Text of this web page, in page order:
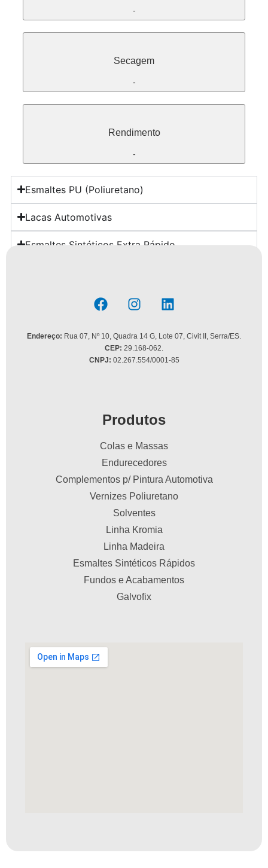
-
Secagem
-
Rendimento
-
Esmaltes PU (Poliuretano)
Lacas Automotivas
Esmaltes Sintéticos Extra Rápido
Endereço: Rua 07, Nº 10, Quadra 14 G, Lote 07, Civit II, Serra/ES.
CEP: 29.168-062.
CNPJ: 02.267.554/0001-85
Produtos
Colas e Massas
Endurecedores
Complementos p/ Pintura Automotiva
Vernizes Poliuretano
Solventes
Linha Kromia
Linha Madeira
Esmaltes Sintéticos Rápidos
Fundos e Acabamentos
Galvofix